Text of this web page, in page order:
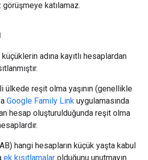
katılamaz.
adına kayıtlı hesaplardan
ülkede reşit olma yaşının (genellikle
Google Family Link uygulamasında
hesap oluşturulduğunda reşit olma
hangi hesapların küçük yaşta kabul
ek kısıtlamalar olduğunu unutmayın.